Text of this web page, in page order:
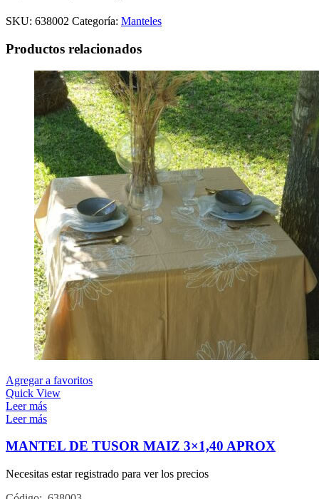
SKU: 638002 Categoría: Manteles
Productos relacionados
Agregar a favoritos
Quick View
Leer más
Leer más
MANTEL DE TUSOR MAIZ 3×1,40 APROX
Necesitas estar registrado para ver los precios